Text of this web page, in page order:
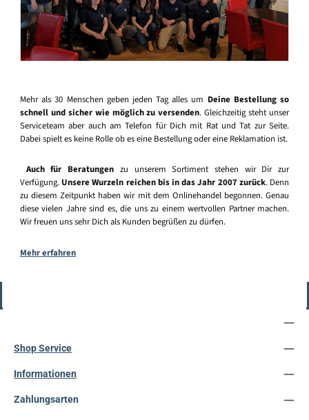
Mehr als 30 Menschen geben jeden Tag alles um Deine Bestellung so
schnell und sicher wie möglich zu versenden. Gleichzeitig steht unser
Serviceteam aber auch am Telefon für Dich mit Rat und Tat zur Seite.
Dabei spielt es keine Rolle ob es eine Bestellung oder eine Reklamation ist.
Auch für Beratungen zu unserem Sortiment stehen wir Dir zur
Verfügung. Unsere Wurzeln reichen bis in das Jahr 2007 zurück. Denn
zu diesem Zeitpunkt haben wir mit dem Onlinehandel begonnen. Genau
diese vielen Jahre sind es, die uns zu einem wertvollen Partner machen.
Wir freuen uns sehr Dich als Kunden begrüßen zu dürfen.
Mehr erfahren
Shop Service
Informationen
Zahlungsarten